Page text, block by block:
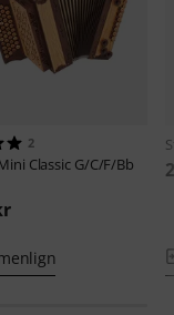
2
Classic G/C/F/Bb